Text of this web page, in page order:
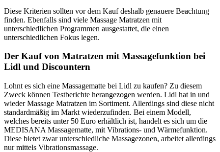
Diese Kriterien sollten vor dem Kauf deshalb genauere Beachtung
finden. Ebenfalls sind viele Massage Matratzen mit
unterschiedlichen Programmen ausgestattet, die einen
unterschiedlichen Fokus legen.
Der Kauf von Matratzen mit Massagefunktion bei
Lidl und Discountern
Lohnt es sich eine Massagematte bei Lidl zu kaufen? Zu diesem
Zweck können Testberichte herangezogen werden. Lidl hat in und
wieder Massage Matratzen im Sortiment. Allerdings sind diese nicht
standardmäßig im Markt wiederzufinden. Bei einem Modell,
welches bereits unter 50 Euro erhältlich ist, handelt es sich um die
MEDISANA Massagematte, mit Vibrations- und Wärmefunktion.
Diese bietet zwar unterschiedliche Massagezonen, arbeitet allerdings
nur mittels Vibrationsmassage.